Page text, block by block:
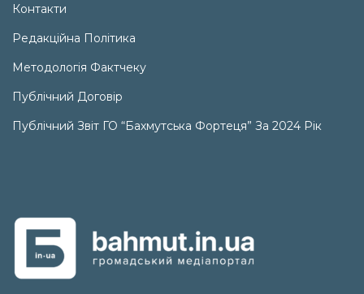
Контакти
Редакційна Політика
Методологія Фактчеку
Публічний Договір
Публічний Звіт ГО “Бахмутська Фортеця” За 2024 Рік